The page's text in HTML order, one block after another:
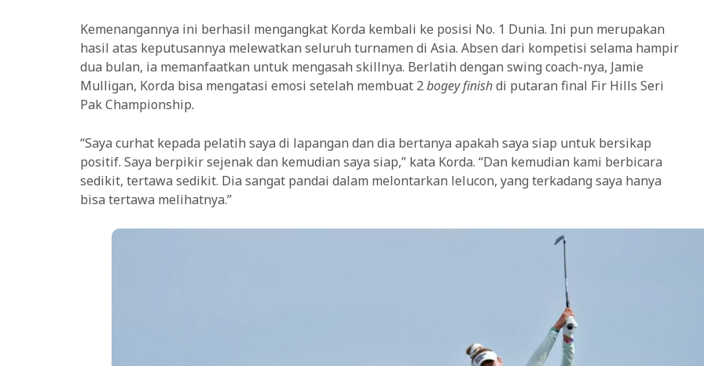
Kemenangannya ini berhasil mengangkat Korda kembali ke posisi No. 1 Dunia. Ini pun merupakan
hasil atas keputusannya melewatkan seluruh turnamen di Asia. Absen dari kompetisi selama hampir
dua bulan, ia memanfaatkan untuk mengasah skillnya. Berlatih dengan swing coach-nya, Jamie
Mulligan, Korda bisa mengatasi emosi setelah membuat 2bogey finishdi putaran final Fir Hills Seri
Pak Championship.
“Saya curhat kepada pelatih saya di lapangan dan dia bertanya apakah saya siap untuk bersikap
positif. Saya berpikir sejenak dan kemudian saya siap,” kata Korda. “Dan kemudian kami berbicara
sedikit, tertawa sedikit. Dia sangat pandai dalam melontarkan lelucon, yang terkadang saya hanya
bisa tertawa melihatnya.”